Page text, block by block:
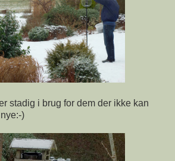
stadig i brug for dem der ikke kan
)